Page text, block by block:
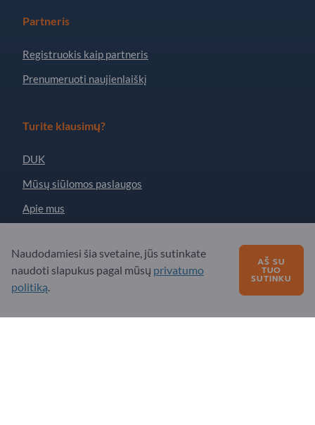
Partneris
Registruokis kaip partneris
Prenumeruoti naujienlaiškį
Turite klausimų?
DUK
Mūsų siūlomos paslaugos
Apie mus
Exportpages International Network
Becker-Göring-Straße 15
Naudodamiesi šia svetaine, jūs sutinkate
naudoti slapukus pagal mūsų privatumo
politiką.
AŠ SU
TUO
SUTINKU